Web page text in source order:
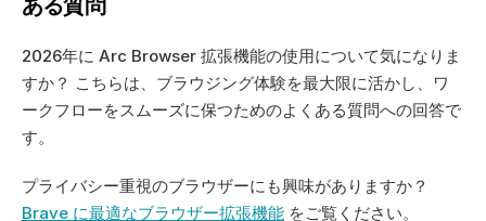
ある質問
2026年に Arc Browser 拡張機能の使用について気になりま
すか？ こちらは、ブラウジング体験を最大限に活かし、ワ
ークフローをスムーズに保つためのよくある質問への回答で
す。
Brave に最適なブラウザー拡張機能 をご覧ください。